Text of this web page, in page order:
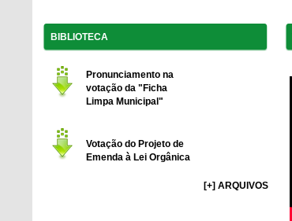
BIBLIOTECA
Pronunciamento na
votação da "Ficha
Limpa Municipal"
Votação do Projeto de
Emenda à Lei Orgânica
[+] ARQUIVOS